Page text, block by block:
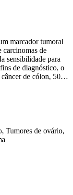
marcador tumoral
carcinomas de
sensibilidade para
de diagnóstico, o
de cólon, 50%
dos pacientes com
CA 72-4. A
relativamente a
Tumores de ovário,